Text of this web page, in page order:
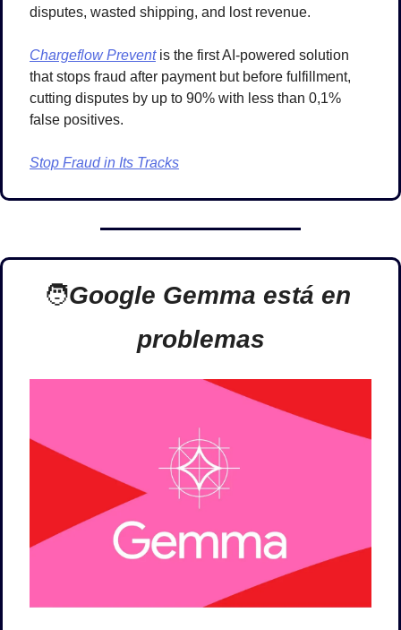
disputes, wasted shipping, and lost revenue.
Chargeflow Prevent is the first AI-powered solution
that stops fraud after payment but before fulfillment,
cutting disputes by up to 90% with less than 0,1%
false positives.
Stop Fraud in Its Tracks
🧑Google Gemma está en
problemas